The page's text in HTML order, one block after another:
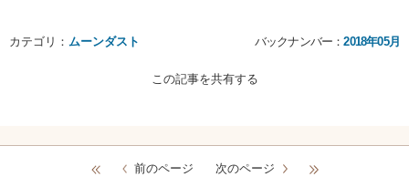
カテゴリ： ムーンダスト バックナンバー：2018年05月
この記事を共有する
前のページ 次のページ